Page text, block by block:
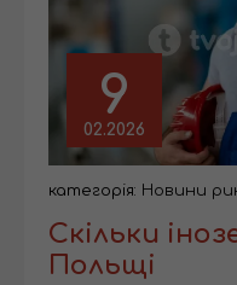
9
02.2026
категорія: Новини
Скільки
Польщі